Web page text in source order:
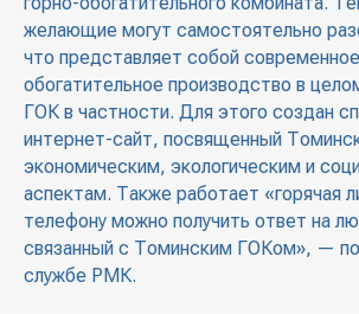
желающие могут самостоятельно
что представляет собой
обогатительное производство в
ГОК в частности. Для этого создан
интернет-сайт, посвященный
экономическим, экологическим и
аспектам. Также работает «горячая
телефону можно получить ответ на
связанный с Томинским ГОКом», —
службе РМК.